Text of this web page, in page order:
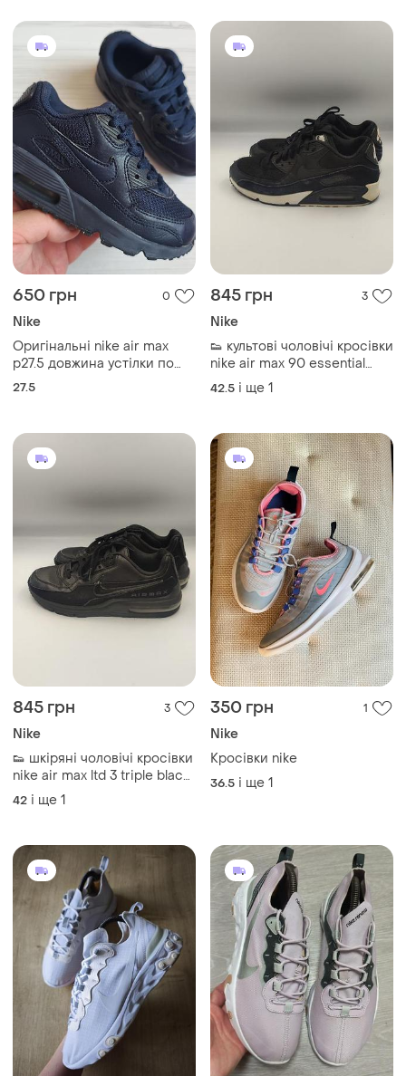
кеди жіночі кеди nike
650 грн 0
Nike
Оригінальні nike air max
р27.5 довжина устілки по
факту 17.8см.
27.5
845 грн 3
Nike
👟 культові чоловічі кросівки
nike air max 90 essential
(оригінал) 42 розмір
42.5 і ще 1
845 грн 3
Nike
👟 шкіряні чоловічі кросівки
nike air max ltd 3 triple black
(оригінал, розмір 42)
42 і ще 1
350 грн 1
Nike
Кросівки nike
36.5 і ще 1